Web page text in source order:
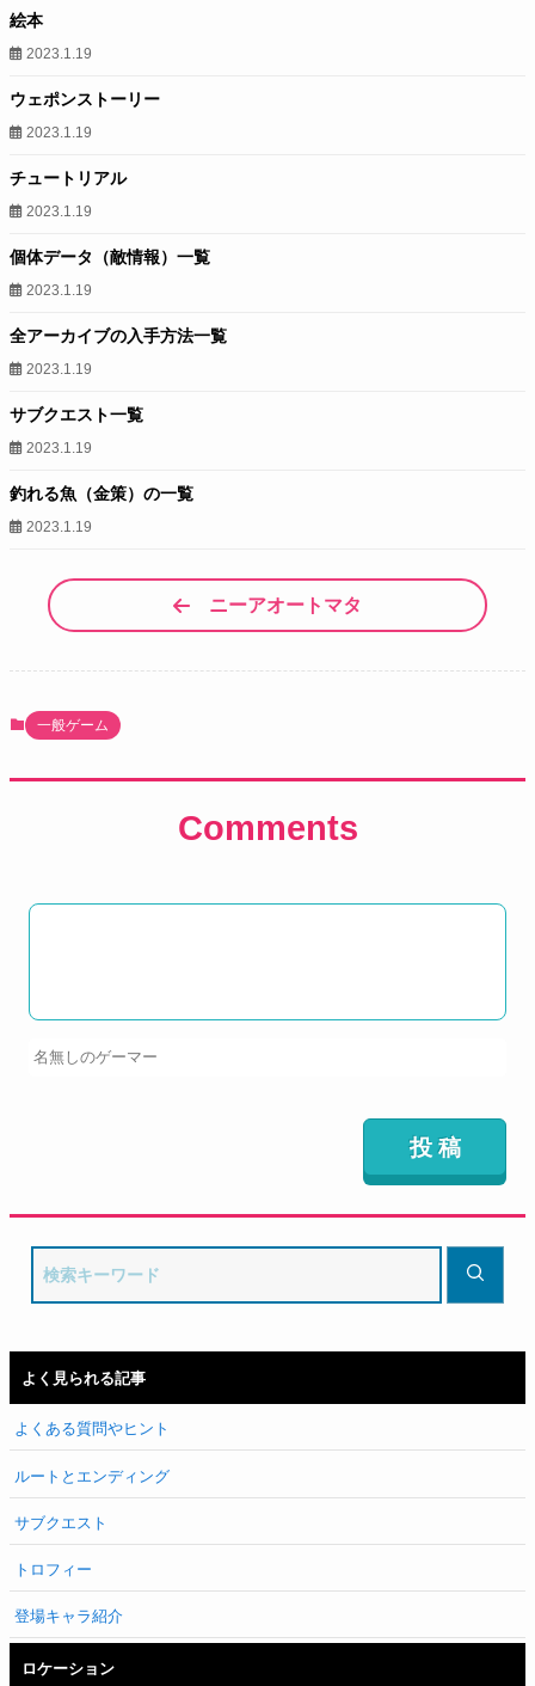
絵本
2023.1.19
ウェポンストーリー
2023.1.19
チュートリアル
2023.1.19
個体データ（敵情報）一覧
2023.1.19
全アーカイブの入手方法一覧
2023.1.19
サブクエスト一覧
2023.1.19
釣れる魚（金策）の一覧
2023.1.19
ニーアオートマタ
一般ゲーム
Comments
よく見られる記事
よくある質問やヒント
ルートとエンディング
サブクエスト
トロフィー
登場キャラ紹介
ロケーション